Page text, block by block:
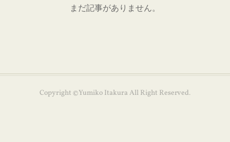
まだ記事がありません。
Copyright ©Yumiko Itakura All Right Reserved.